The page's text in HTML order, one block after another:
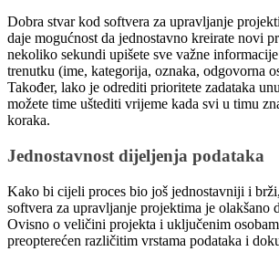
Dobra stvar kod softvera za upravljanje
daje mogućnost da jednostavno kreirate novi
nekoliko sekundi upišete sve važne
trenutku (ime, kategorija, oznaka, odgovorna
Također, lako je odrediti prioritete zadataka
možete time uštediti vrijeme kada svi u timu
koraka.
Jednostavnost dijeljenja podataka
Kako bi cijeli proces bio još jednostavniji i
softvera za upravljanje projektima je olakšano
Ovisno o veličini projekta i uključenim
preopterećen različitim vrstama podataka i